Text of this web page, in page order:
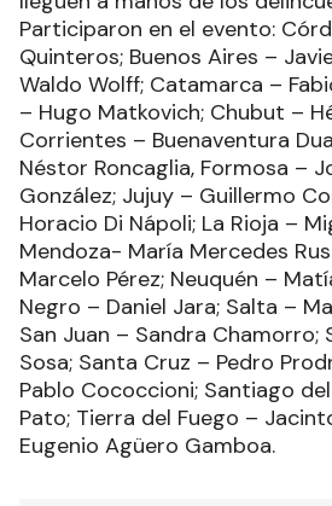
Participaron en el evento:
Quinteros; Buenos Aires –
Waldo Wolff; Catamarca –
– Hugo Matkovich; Chubut –
Corrientes – Buenaventura
Néstor Roncaglia, Formosa –
González; Jujuy – Guillermo
Horacio Di Nápoli; La Rioja –
Mendoza- María Mercedes
Marcelo Pérez; Neuquén –
Negro – Daniel Jara; Salta –
San Juan – Sandra Chamorro;
Sosa; Santa Cruz – Pedro
Pablo Cococcioni; Santiago
Pato; Tierra del Fuego –
Eugenio Agüero Gamboa.